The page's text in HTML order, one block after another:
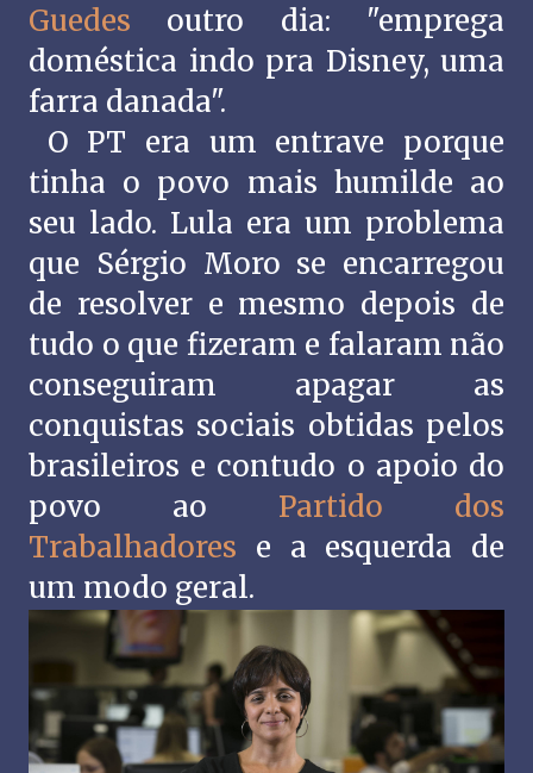
Guedes outro dia: "emprega
doméstica indo pra Disney, uma
farra danada".
O PT era um entrave porque
tinha o povo mais humilde ao
seu lado. Lula era um problema
que Sérgio Moro se encarregou
de resolver e mesmo depois de
tudo o que fizeram e falaram não
conseguiram apagar as
conquistas sociais obtidas pelos
brasileiros e contudo o apoio do
povo ao Partido dos
Trabalhadores e a esquerda de
um modo geral.